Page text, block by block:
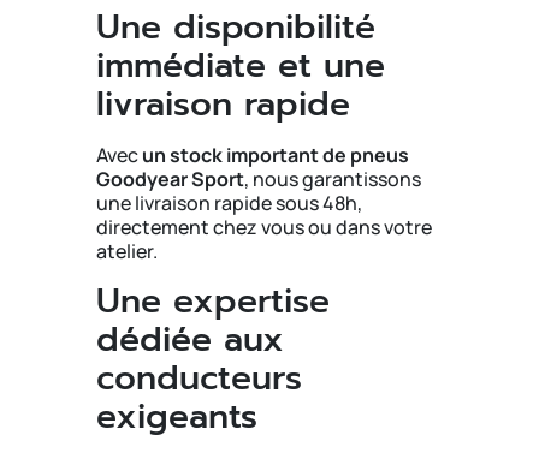
Une disponibilité
immédiate et une
livraison rapide
Avecun stock important de pneus
Goodyear Sport, nous garantissons
une livraison rapide sous 48h,
directement chez vous ou dans votre
atelier.
Une expertise
dédiée aux
conducteurs
exigeants